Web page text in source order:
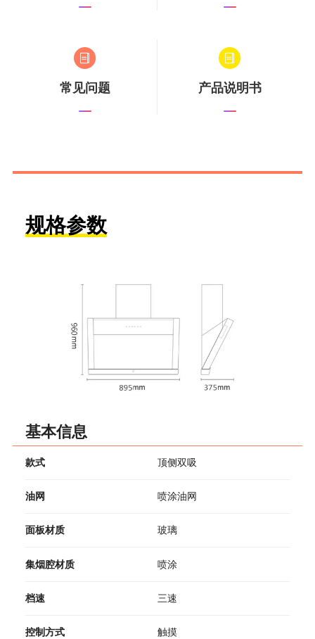
常见问题 产品说明书
规格参数
基本信息
款式 顶侧双吸
油网 喷涂油网
面板材质 玻璃
集烟腔材质 喷涂
档速 三速
控制方式 触摸